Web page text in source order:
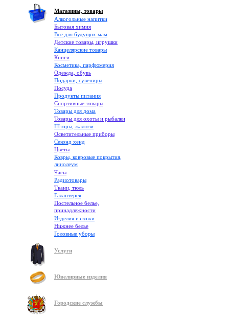
Магазины, товары
Алкогольные напитки
Бытовая химия
Все для будущих мам
Детские товары, игрушки
Канцелярские товары
Книги
Косметика, парфюмерия
Одежда, обувь
Подарки, сувениры
Посуда
Продукты питания
Спортивные товары
Товары для дома
Товары для охоты и рыбалки
Шторы, жалюзи
Осветительные приборы
Секонд хенд
Цветы
Ковры, ковровые покрытия,
линолеум
Часы
Радиотовары
Ткани, тюль
Галантерея
Постельное белье,
принадлежности
Изделия из кожи
Нижнее белье
Головные уборы
Услуги
Ювелирные изделия
Городские службы